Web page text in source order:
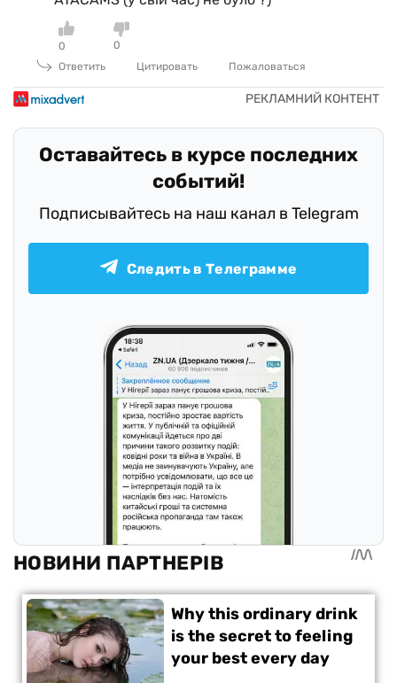
0
0
Ответить
Цитировать Пожаловаться
Оставайтесь в курсе последних
событий!
Подписывайтесь на наш канал в Telegram
Следить в Телеграмме